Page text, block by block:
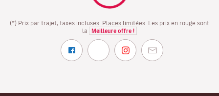
(*) Prix par trajet, taxes incluses. Places limitées. Les prix en rouge sont
la
Meilleure offre !